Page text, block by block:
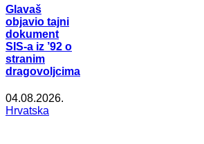
Glavaš
objavio tajni
dokument
SIS-a iz ’92 o
stranim
dragovoljcima
04.08.2026.
Hrvatska